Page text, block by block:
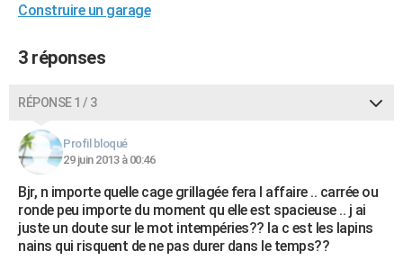
CARTE DE VOEUX
Carte de Noël
Carte Bonne année
Carte Saint-Valentin
Carte Pâques
Carte d'anniversaire
DICTIONNAIRE
S'inscrire
Se connecter
Lycées
Collèges
Primaires
Universités
Entreprises
Service militaire
Avis de recherche
AVIS DE DÉCÈS
FORUM
Bricolage
Lifestyle
Culture
Sport
Auto
Television
Voyage
Cinema
Construire un garage
3 réponses
RÉPONSE 1 / 3
Profil bloqué
29 juin 2013 à 00:46
Bjr, n importe quelle cage grillagée fera l affaire .. carrée ou
ronde peu importe du moment qu elle est spacieuse .. j ai
juste un doute sur le mot intempéries?? la c est les lapins
nains qui risquent de ne pas durer dans le temps??